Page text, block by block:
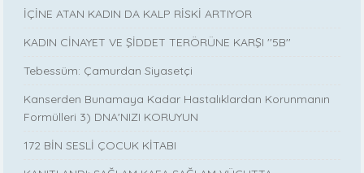
İÇİNE ATAN KADIN DA KALP RİSKİ ARTIYOR
KADIN CİNAYET VE ŞİDDET TERÖRÜNE KARŞI ''5B''
Tebessüm: Çamurdan Siyasetçi
Kanserden Bunamaya Kadar Hastalıklardan Korunmanın
Formülleri 3) DNA'NIZI KORUYUN
172 BİN SESLİ ÇOCUK KİTABI